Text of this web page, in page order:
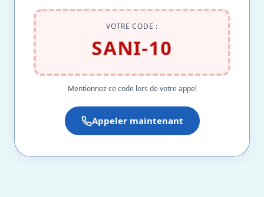
VOTRE CODE :
SANI-10
Mentionnez ce code lors de votre appel
Appeler maintenant